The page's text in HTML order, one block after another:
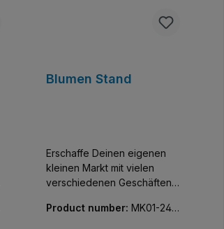
Blumen Stand
Erschaffe Deinen eigenen
kleinen Markt mit vielen
verschiedenen Geschäften
die Liebste. Enthält eine
Product number: MK01-240